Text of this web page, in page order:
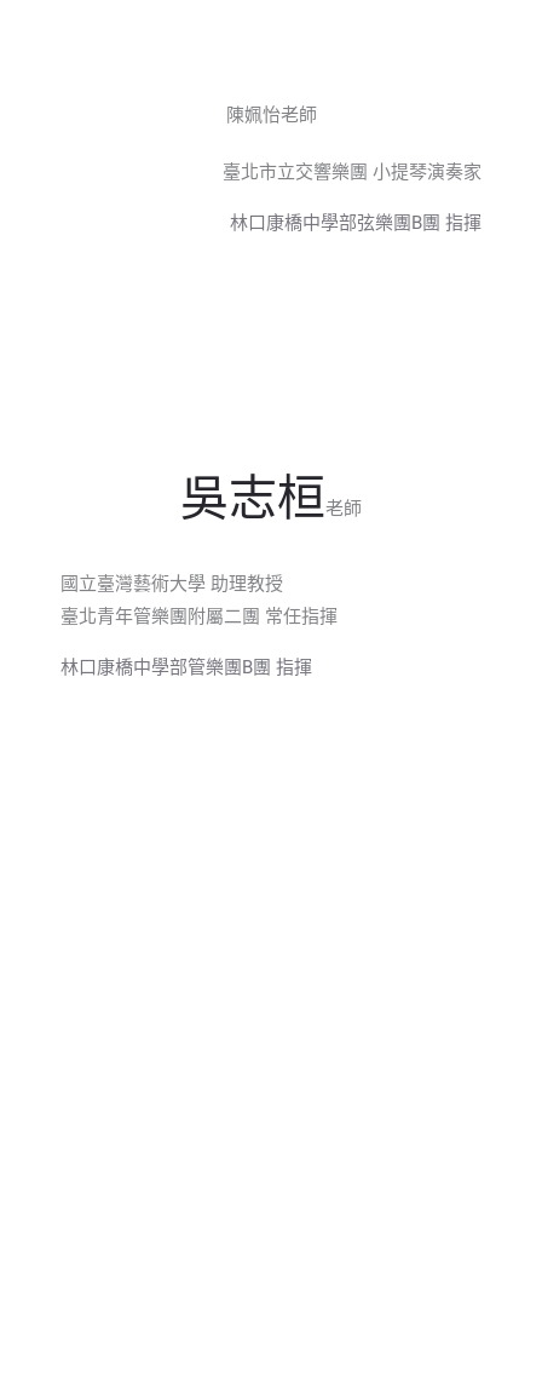
陳姵怡老師
臺北市立交響樂團 小提琴演奏家
林口康橋中學部弦樂團B團 指揮
吳志桓老師
國立臺灣藝術大學 助理教授
臺北青年管樂團附屬二團 常任指揮
林口康橋中學部管樂團B團 指揮